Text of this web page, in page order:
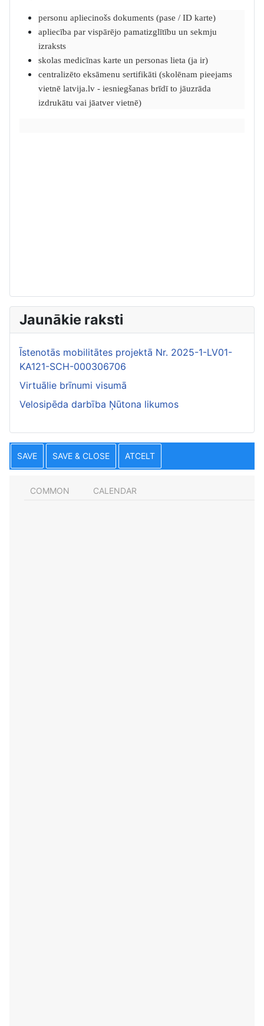
personu apliecinošs dokuments (pase / ID karte)
apliecība par vispārējo pamatizglītību un sekmju
izraksts
skolas medicīnas karte un personas lieta (ja ir)
centralizēto eksāmenu sertifikāti (skolēnam pieejams
vietnē latvija.lv - iesniegšanas brīdī to jāuzrāda
izdrukātu vai jāatver vietnē)
Jaunākie raksti
Īstenotās mobilitātes projektā Nr. 2025-1-LV01-
KA121-SCH-000306706
Virtuālie brīnumi visumā
Velosipēda darbība Ņūtona likumos
SAVE SAVE & CLOSE ATCELT
COMMON CALENDAR